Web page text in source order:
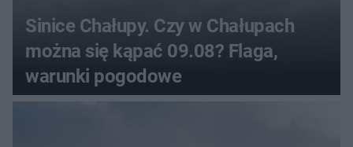
Sinice Chałupy. Czy w Chałupach
można się kąpać 09.08? Flaga,
warunki pogodowe